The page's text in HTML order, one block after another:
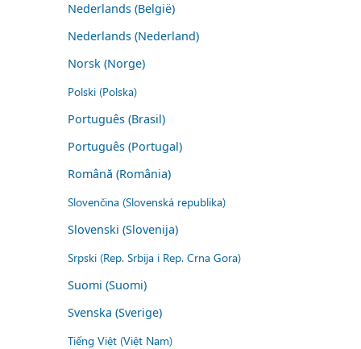
Nederlands (België)
Nederlands (Nederland)
Norsk (Norge)
Polski (Polska)
Português (Brasil)
Português (Portugal)
Română (România)
Slovenčina (Slovenská republika)
Slovenski (Slovenija)
Srpski (Rep. Srbija i Rep. Crna Gora)
Suomi (Suomi)
Svenska (Sverige)
Tiếng Việt (Việt Nam)